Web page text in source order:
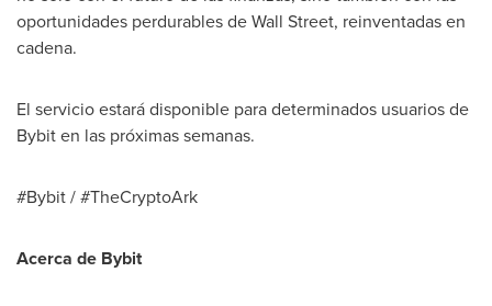
oportunidades perdurables de Wall Street, reinventadas en
cadena.
El servicio estará disponible para determinados usuarios de
Bybit en las próximas semanas.
#Bybit / #TheCryptoArk
Acerca de Bybit